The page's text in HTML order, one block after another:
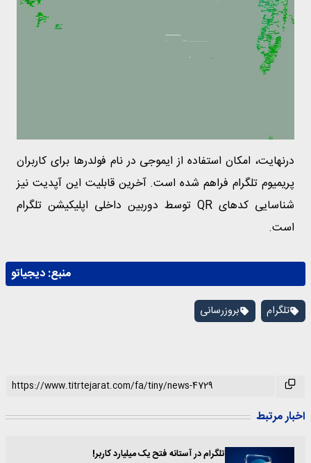
درنهایت، امکان استفاده از ایموجی در نام فولدرها برای کاربران
پریمیوم تلگرام فراهم شده است. آخرین قابلیت این آپدیت نیز
شناسایی کدهای QR توسط دوربین داخلی اپلیکیشن تلگرام
است.
منبع:دیجیاتو
تلگرام بروزرسانی
اخبار مرتبط
تلگرام در آستانه فتح یک میلیارد کاربر!